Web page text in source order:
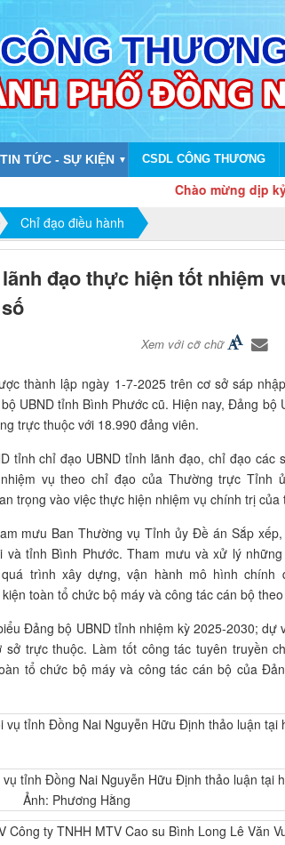
TIN TỨC - SỰ KIỆN ▼ CSDL CÔNG THƯƠNG
Chào mừng dịp kỷ niệm
Chỉ đạo điều hành
đạo thực hiện tốt nhiệm
Xem với cỡ chữ
thành lập ngày 1-7-2025 trên cơ sở sáp
UBND tỉnh Bình Phước cũ. Hiện nay, Đảng bộ
trực thuộc với 18.990 đảng viên.
tỉnh chỉ đạo UBND tỉnh lãnh đạo, chỉ đạo các
vụ theo chỉ đạo của Thường trực Tỉnh
trọng vào việc thực hiện nhiệm vụ chính trị của
mưu Ban Thường vụ Tỉnh ủy Đề án Sắp
tỉnh Bình Phước. Tham mưu và xử lý những
trình xây dựng, vận hành mô hình chính
toàn tổ chức bộ máy và công tác cán bộ
Đảng bộ UBND tỉnh nhiệm kỳ 2025-2030; dự
trực thuộc. Làm tốt công tác tuyên truyền
tổ chức bộ máy và công tác cán bộ của
tỉnh Đồng Nai Nguyễn Hữu Định thảo luận tại
Ảnh: Phương Hằng